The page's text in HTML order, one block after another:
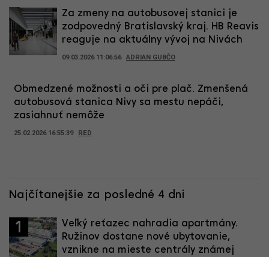
Za zmeny na autobusovej stanici je
zodpovedný Bratislavský kraj. HB Reavis
reaguje na aktuálny vývoj na Nivách
09.03.2026 11:06:56 ADRIAN GUBČO
Obmedzené možnosti a oči pre plač. Zmenšená
autobusová stanica Nivy sa mestu nepáči,
zasiahnuť nemôže
25.02.2026 16:55:39 RED
Najčítanejšie za posledné 4 dni
1
Veľký reťazec nahradia apartmány.
Ružinov dostane nové ubytovanie,
vznikne na mieste centrály známej